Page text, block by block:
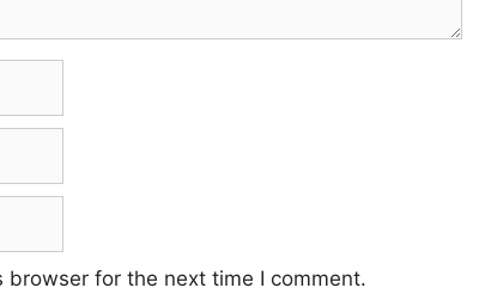
for the next time I comment.